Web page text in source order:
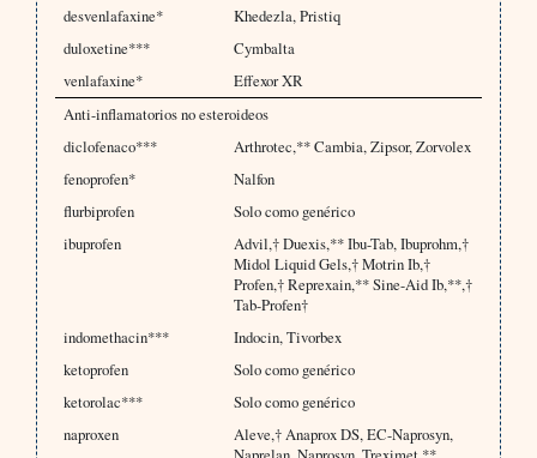
desvenlafaxine*
Khedezla, Pristiq
duloxetine***
Cymbalta
venlafaxine*
Effexor XR
Anti-inflamatorios no esteroideos
diclofenaco***
Arthrotec,** Cambia, Zipsor, Zorvolex
fenoprofen*
Nalfon
flurbiprofen
Solo como genérico
ibuprofen
Advil,† Duexis,** Ibu-Tab, Ibuprohm,†
Midol Liquid Gels,† Motrin Ib,†
Profen,† Reprexain,** Sine-Aid Ib,**,†
Tab-Profen†
indomethacin***
Indocin, Tivorbex
ketoprofen
Solo como genérico
ketorolac***
Solo como genérico
naproxen
Aleve,† Anaprox DS, EC-Naprosyn,